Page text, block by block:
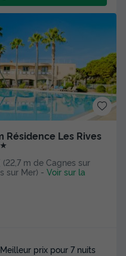
Résidence Les Rives
(22,7 m de Cagnes sur
sur Mer) - Voir sur la
Meilleur prix pour 7 nuits